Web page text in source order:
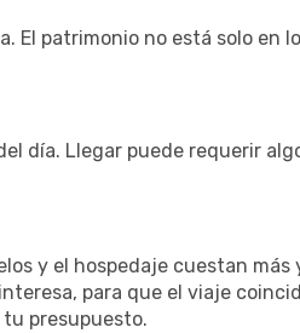
El patrimonio no está solo en
día. Llegar puede requerir
y el hospedaje cuestan más
para que el viaje
presupuesto.